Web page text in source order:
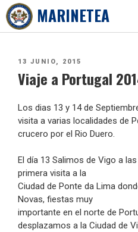
MARINETEA
PUBLICADO
13 JUNIO, 2015
Viaje a Portugal
Los dias 13 y 14 de
visita a varias localidades de
crucero por el Rio Duero.
El día 13 Salimos de Vigo a
primera visita a la
Ciudad de Ponte da Lima
Novas, fiestas muy
importante en el norte de
desplazamos a la Ciudad de